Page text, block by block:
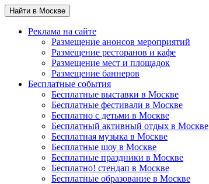
Найти в Москве
Реклама на сайте
Размещение анонсов мероприятий
Размещение ресторанов и кафе
Размещение мест и площадок
Размещение баннеров
Бесплатные события
Бесплатные выставки в Москве
Бесплатные фестивали в Москве
Бесплатно с детьми в Москве
Бесплатный активный отдых в Москве
Бесплатная музыка в Москве
Бесплатные шоу в Москве
Бесплатные праздники в Москве
Бесплатно! стендап в Москве
Бесплатные образование в Москве